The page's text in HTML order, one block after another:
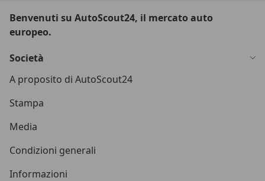
Benvenuti su AutoScout24, il mercato auto
europeo.
Società
A proposito di AutoScout24
Stampa
Media
Condizioni generali
Informazioni